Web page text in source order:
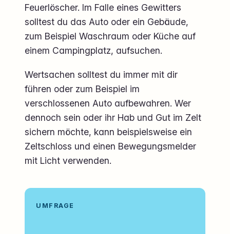
Feuerlöscher. Im Falle eines Gewitters
solltest du das Auto oder ein Gebäude,
zum Beispiel Waschraum oder Küche auf
einem Campingplatz, aufsuchen.
Wertsachen solltest du immer mit dir
führen oder zum Beispiel im
verschlossenen Auto aufbewahren. Wer
dennoch sein oder ihr Hab und Gut im Zelt
sichern möchte, kann beispielsweise ein
Zeltschloss und einen Bewegungsmelder
mit Licht verwenden.
UMFRAGE